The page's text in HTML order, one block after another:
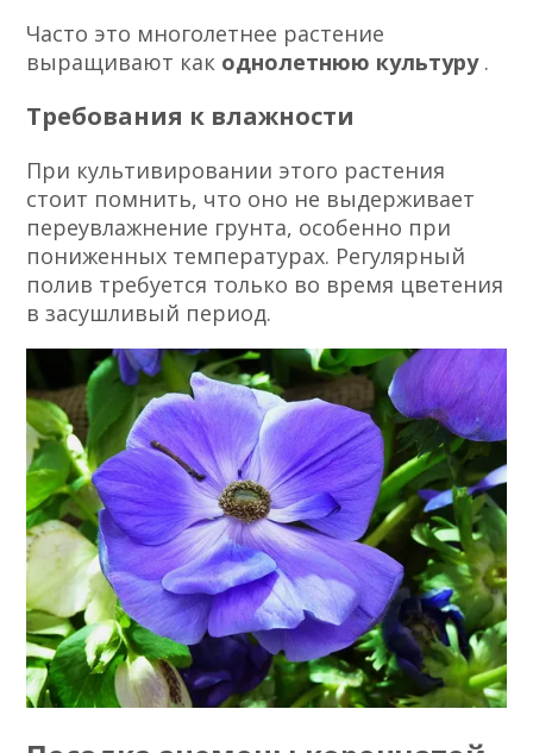
Часто это многолетнее растение
выращивают как однолетнюю культуру .
Требования к влажности
При культивировании этого растения
стоит помнить, что оно не выдерживает
переувлажнение грунта, особенно при
пониженных температурах. Регулярный
полив требуется только во время цветения
в засушливый период.